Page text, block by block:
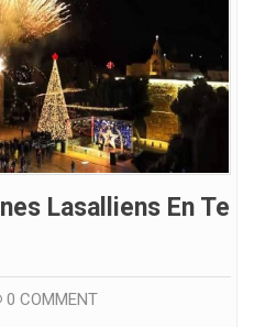
Lasalliens En Te
0 COMMENT